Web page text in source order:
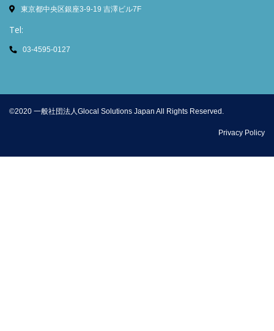
東京都中央区銀座3-9-19 吉澤ビル7F
Tel:
03-4595-0127
©2020 一般社団法人Glocal Solutions Japan All Rights Reserved.
Privacy Policy